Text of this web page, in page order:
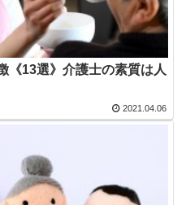
《13選》介護士の素質は人
2021.04.06